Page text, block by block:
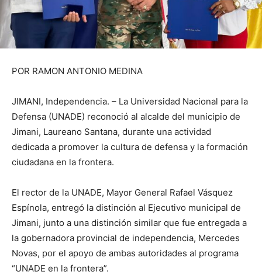
POR RAMON ANTONIO MEDINA
JIMANI, Independencia. – La Universidad Nacional para la
Defensa (UNADE) reconoció al alcalde del municipio de
Jimani, Laureano Santana, durante una actividad
dedicada a promover la cultura de defensa y la formación
ciudadana en la frontera.
El rector de la UNADE, Mayor General Rafael Vásquez
Espínola, entregó la distinción al Ejecutivo municipal de
Jimani, junto a una distinción similar que fue entregada a
la gobernadora provincial de independencia, Mercedes
Novas, por el apoyo de ambas autoridades al programa
“UNADE en la frontera”.